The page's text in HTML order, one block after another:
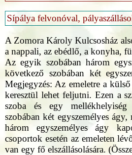
Sípálya felvonóval,
A Zomora Károly Kulcsosház
a nappali, az ebédlő, a konyha,
Az egyik szobában három
következő szobában két
Megjegyzés: Az emeletre a
keresztül lehet feljutni. Ezen a
szoba és egy
szobában két egyszemélyes
három egyszemélyes ágy
csoportok esetén az emeleten
van egy fő elszállásolására.